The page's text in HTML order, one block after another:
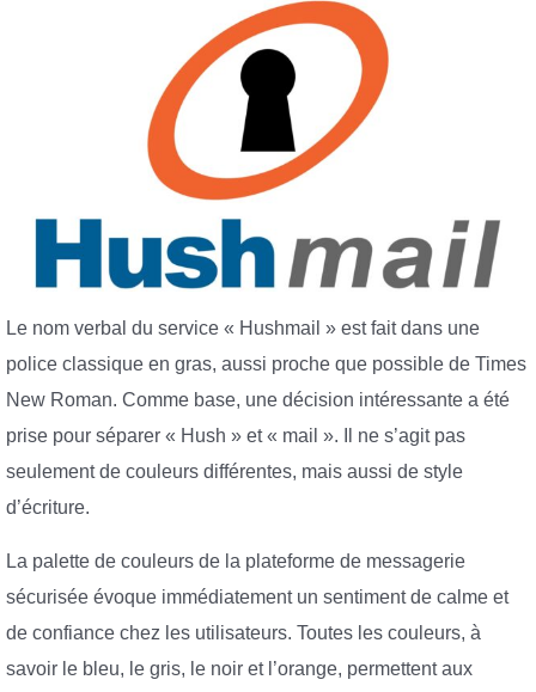
Le nom verbal du service « Hushmail » est fait dans une
police classique en gras, aussi proche que possible de Times
New Roman. Comme base, une décision intéressante a été
prise pour séparer « Hush » et « mail ». Il ne s’agit pas
seulement de couleurs différentes, mais aussi de style
d’écriture.
La palette de couleurs de la plateforme de messagerie
sécurisée évoque immédiatement un sentiment de calme et
de confiance chez les utilisateurs. Toutes les couleurs, à
savoir le bleu, le gris, le noir et l’orange, permettent aux